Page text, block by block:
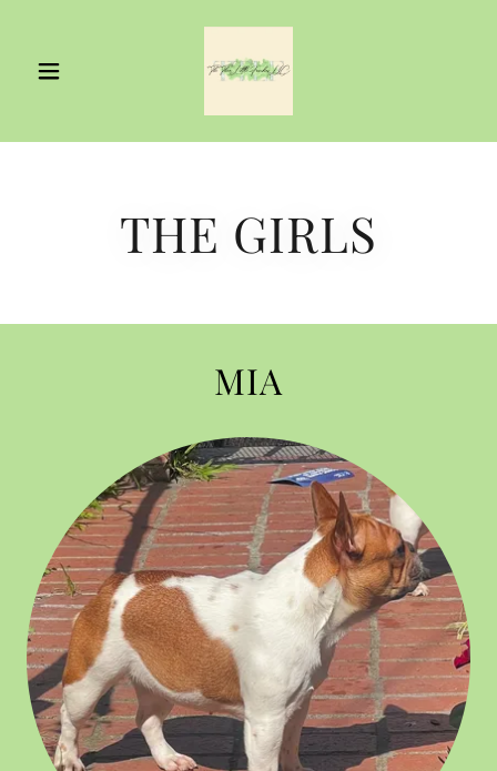
THE GIRLS
MIA